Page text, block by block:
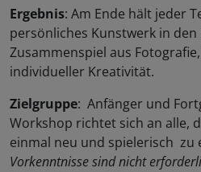
Ergebnis: Am Ende hält jeder
persönliches Kunstwerk in den
Zusammenspiel aus
individueller Kreativität.
Zielgruppe: Anfänger und
Workshop richtet sich an alle,
einmal neu und spielerisch zu
Vorkenntnisse sind nicht